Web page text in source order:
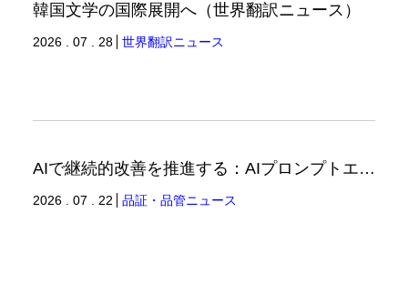
韓国文学の国際展開へ（世界翻訳ニュース）
2026 . 07 . 28 世界翻訳ニュース
AIで継続的改善を推進する：AIプロンプトエンジニアリングへの品質思考の適用-2（品証品管ニュース）
2026 . 07 . 22 品証・品管ニュース